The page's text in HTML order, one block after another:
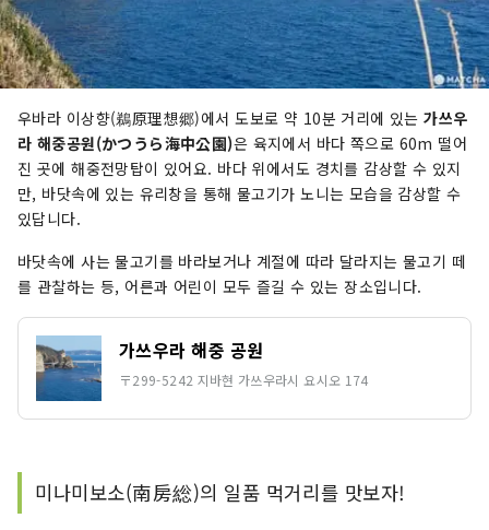
우바라 이상향(鵜原理想郷)에서 도보로 약 10분 거리에 있는가쓰우
라 해중공원(かつうら海中公園)은 육지에서 바다 쪽으로 60m 떨어
진 곳에 해중전망탑이 있어요. 바다 위에서도 경치를 감상할 수 있지
만, 바닷속에 있는 유리창을 통해 물고기가 노니는 모습을 감상할 수
있답니다.
바닷속에 사는 물고기를 바라보거나 계절에 따라 달라지는 물고기 떼
를 관찰하는 등, 어른과 어린이 모두 즐길 수 있는 장소입니다.
가쓰우라 해중 공원
〒299-5242 지바현 가쓰우라시 요시오 174
미나미보소(南房総)의 일품 먹거리를 맛보자!